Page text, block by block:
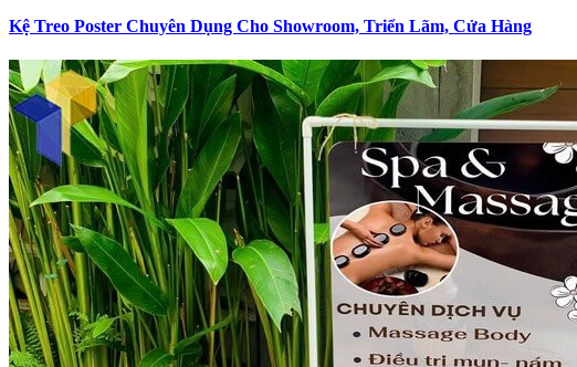
Kệ Treo Poster Chuyên Dụng Cho Showroom, Triển Lãm, Cửa Hàng